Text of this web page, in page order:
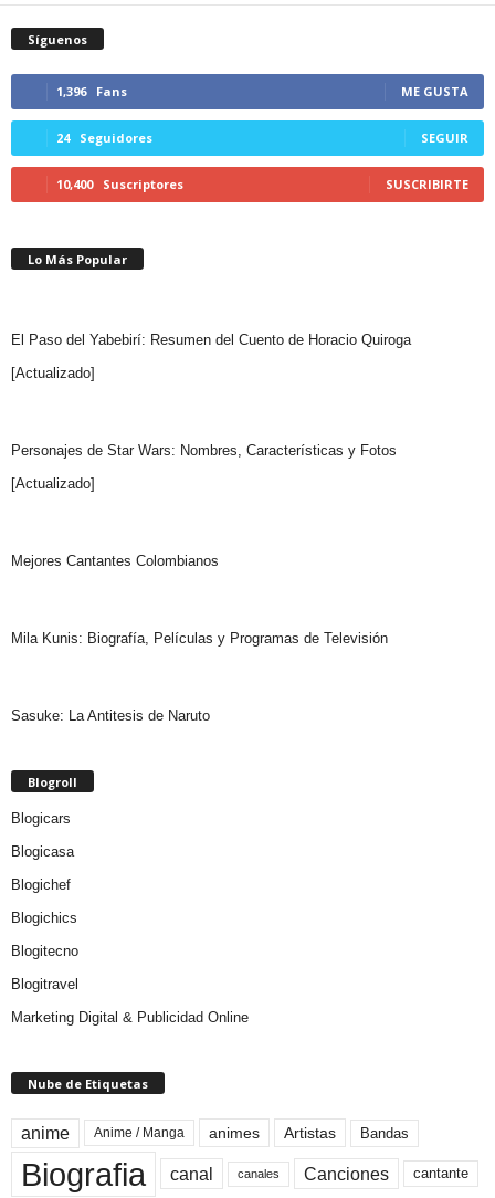
Síguenos
1,396 Fans ME GUSTA
24 Seguidores SEGUIR
10,400 Suscriptores SUSCRIBIRTE
Lo Más Popular
El Paso del Yabebirí: Resumen del Cuento de Horacio Quiroga
[Actualizado]
Personajes de Star Wars: Nombres, Características y Fotos
[Actualizado]
Mejores Cantantes Colombianos
Mila Kunis: Biografía, Películas y Programas de Televisión
Sasuke: La Antitesis de Naruto
Blogroll
Blogicars
Blogicasa
Blogichef
Blogichics
Blogitecno
Blogitravel
Marketing Digital & Publicidad Online
Nube de Etiquetas
anime Anime / Manga animes Artistas Bandas
Biografia canal canales Canciones cantante